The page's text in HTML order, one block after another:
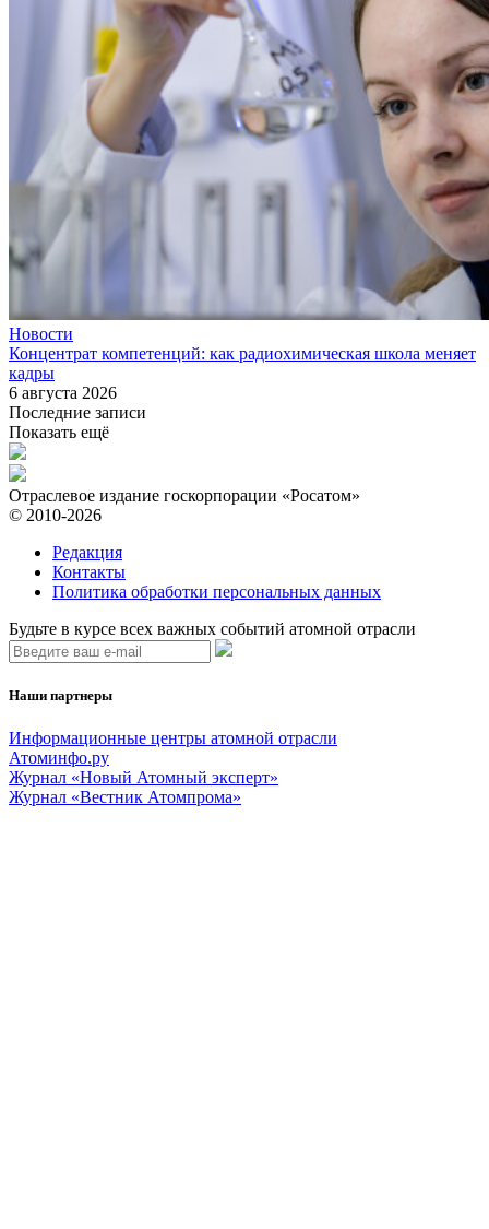
Новости
Концентрат компетенций: как радиохимическая школа меняет
кадры
6 августа 2026
Последние записи
Показать ещё
Отраслевое издание госкорпорации «Росатом»
© 2010-2026
Редакция
Контакты
Политика обработки персональных данных
Будьте в курсе всех важных событий атомной отрасли
Наши партнеры
Информационные центры атомной отрасли
Атоминфо.ру
Журнал «Новый Атомный эксперт»
Журнал «Вестник Атомпрома»